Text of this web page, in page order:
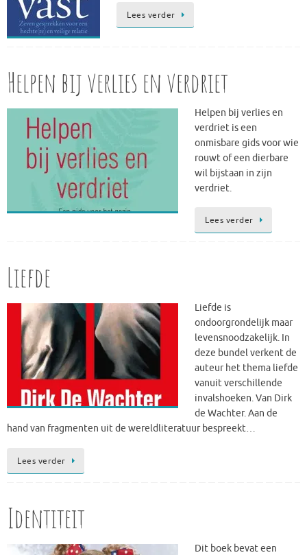
Lees verder
Helpen bij verlies en verdriet
Helpen bij verlies en
verdriet is een
onmisbare gids voor wie
rouwt of een dierbare
wil bijstaan in zijn
verdriet.
Lees verder
Liefde
Liefde is
ondoorgrondelijk maar
levensnoodzakelijk. In
deze bundel verkent de
auteur het thema liefde
vanuit verschillende
invalshoeken. Van Dirk
de Wachter. Aan de
hand van fragmenten uit de wereldliteratuur bespreekt…
Lees verder
Identiteit
Dit boek bevat een